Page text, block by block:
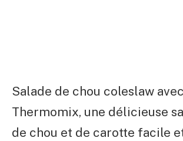
Salade de chou coleslaw avec
Thermomix, une délicieuse
de chou et de carotte facile